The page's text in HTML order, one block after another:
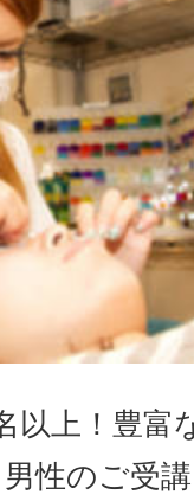
以上！豊富
性のご受